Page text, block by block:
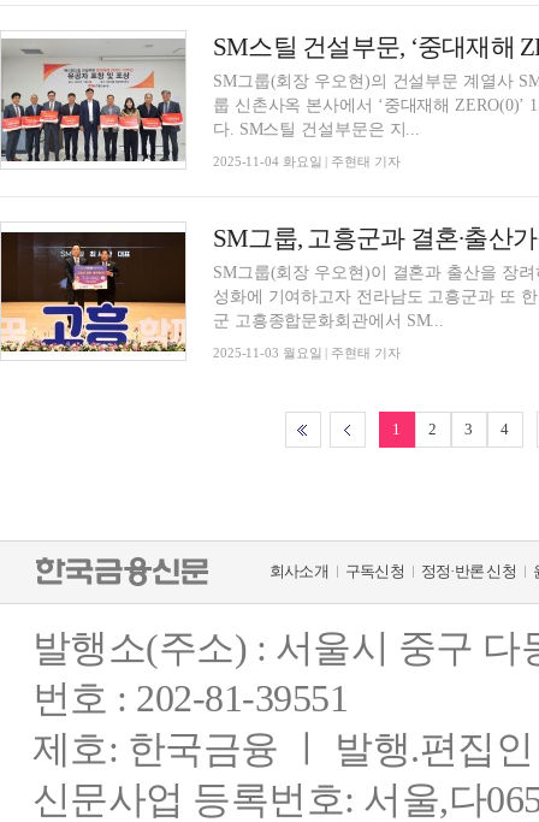
SM스틸 건설부문, ‘중대재해
SM그룹(회장 우오현)의 건설부문 계열사
룹 신촌사옥 본사에서 ‘중대재해
다. SM스틸 건설부문은 지...
2025-11-04 화요일 | 주현태 기자
SM그룹, 고흥군과 결혼∙출산
SM그룹(회장 우오현)이 결혼과 출산을 장
성화에 기여하고자 전라남도 고흥군과 또 한 번 협력에 나섰다.
군 고흥종합문화회관에서 SM...
2025-11-03 월요일 | 주현태 기자
1 2 3 4
회사소개 구독신청 정정·반론 신청
발행소(주소) : 서울시 중구
번호 : 202-81-39551
제호: 한국금융 ㅣ 발행.편집
신문사업 등록번호: 서울,다